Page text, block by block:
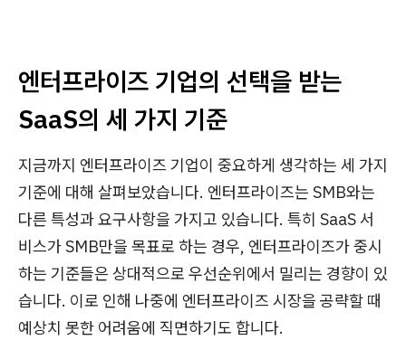
엔터프라이즈 기업의 선택을 받는
SaaS의 세 가지 기준
지금까지 엔터프라이즈 기업이 중요하게 생각하는 세 가지
기준에 대해 살펴보았습니다. 엔터프라이즈는 SMB와는
다른 특성과 요구사항을 가지고 있습니다. 특히 SaaS 서
비스가 SMB만을 목표로 하는 경우, 엔터프라이즈가 중시
하는 기준들은 상대적으로 우선순위에서 밀리는 경향이 있
습니다. 이로 인해 나중에 엔터프라이즈 시장을 공략할 때
예상치 못한 어려움에 직면하기도 합니다.